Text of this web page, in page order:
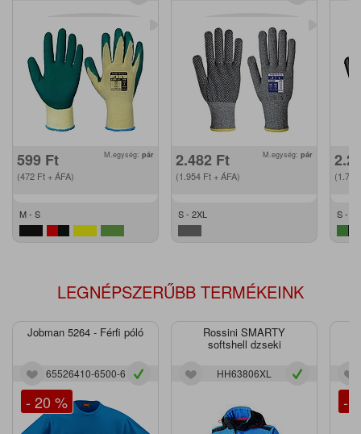
599 Ft
(472 Ft + ÁFA)
M.egység: pár
M - S
2.482 Ft
(1.954 Ft + ÁFA)
M.egység: pár
S - 2XL
(1.792
S - XL
LEGNÉPSZERŰBB TERMÉKEINK
Jobman 5264 - Férfi póló
65526410-6500-6
- 20 %
Rossini SMARTY
softshell dzseki
HH63806XL
-